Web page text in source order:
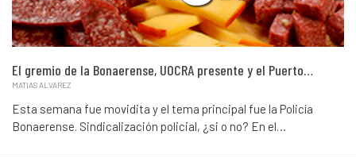
El gremio de la Bonaerense, UOCRA presente y el Puerto…
MATIAS ALVAREZ
Esta semana fue movidita y el tema principal fue la Policía
Bonaerense. Sindicalización policial, ¿si o no? En el…